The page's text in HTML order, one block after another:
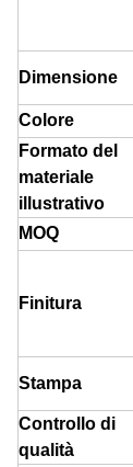
Dimensione
Colore
Formato del
materiale
illustrativo
MOQ
Finitura
Stampa
Controllo di
qualità